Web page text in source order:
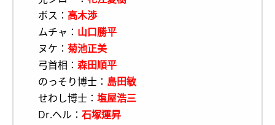
ボス： 高木渉
ムチャ： 山口勝平
ヌケ： 菊池正美
弓首相： 森田順平
のっそり博士： 島田敏
せわし博士： 塩屋浩三
Dr.ヘル： 石塚運昇